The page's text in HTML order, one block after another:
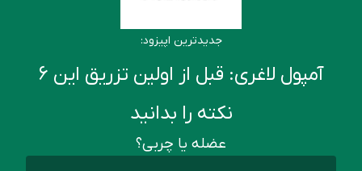
جدیدترین اپیزود:
آمپول لاغری: قبل از اولین تزریق این ۶
نکته را بدانید
عضله یا چربی؟